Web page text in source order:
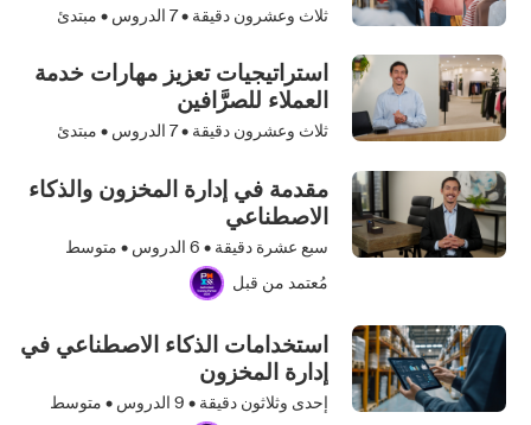
ثلاث وعشرون دقيقة •7 الدروس • مبتدئ
استراتيجيات تعزيز مهارات خدمة
العملاء للصرَّافين
ثلاث وعشرون دقيقة •7 الدروس • مبتدئ
مقدمة في إدارة المخزون والذكاء
الاصطناعي
سبع عشرة دقيقة • 6 الدروس • متوسط
مُعتمد من قبل
استخدامات الذكاء الاصطناعي في
إدارة المخزون
إحدى وثلاثون دقيقة • 9 الدروس • متوسط